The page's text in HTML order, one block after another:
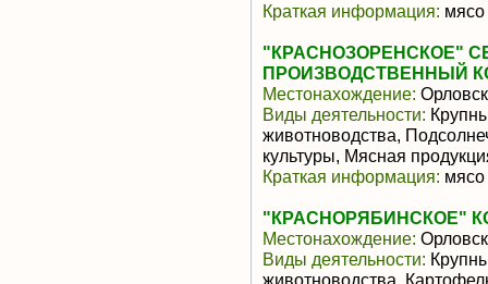
Краткая информация: мясо
"КРАСНОЗОРЕНСКОЕ"
ПРОИЗВОДСТВЕННЫЙ
Местонахождение:
Виды деятельности:
животноводства,
культуры, Мясная
Краткая информация: мясо
"КРАСНОРЯБИНСКОЕ"
Местонахождение:
Виды деятельности:
животноводства,